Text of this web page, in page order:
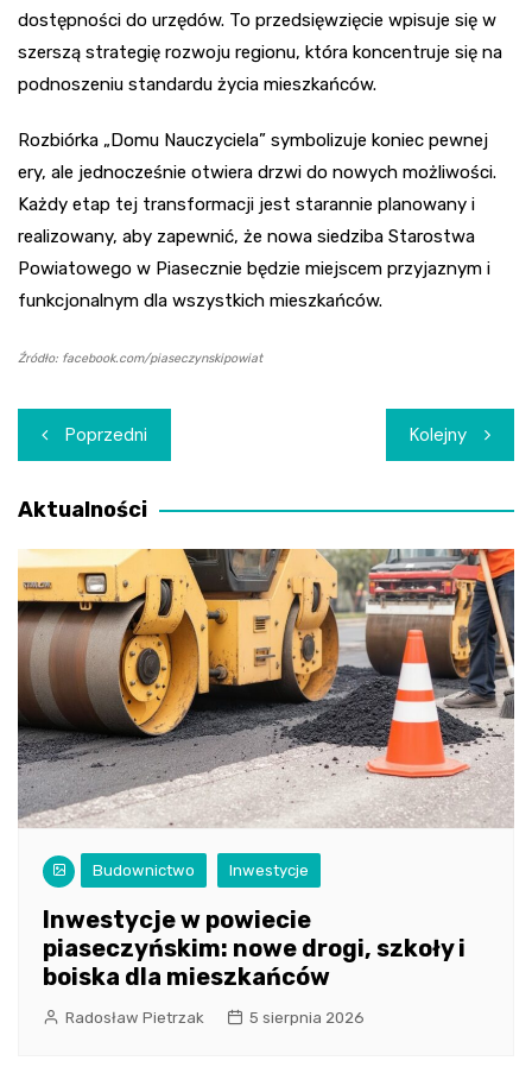
dostępności do urzędów. To przedsięwzięcie wpisuje się w
szerszą strategię rozwoju regionu, która koncentruje się na
podnoszeniu standardu życia mieszkańców.
Rozbiórka „Domu Nauczyciela” symbolizuje koniec pewnej
ery, ale jednocześnie otwiera drzwi do nowych możliwości.
Każdy etap tej transformacji jest starannie planowany i
realizowany, aby zapewnić, że nowa siedziba Starostwa
Powiatowego w Piasecznie będzie miejscem przyjaznym i
funkcjonalnym dla wszystkich mieszkańców.
Źródło: facebook.com/piaseczynskipowiat
Nawigacja
wpisu
Poprzedni Kolejny
Aktualności
Budownictwo Inwestycje
Inwestycje w powiecie
piaseczyńskim: nowe drogi, szkoły i
boiska dla mieszkańców
Radosław Pietrzak 5 sierpnia 2026